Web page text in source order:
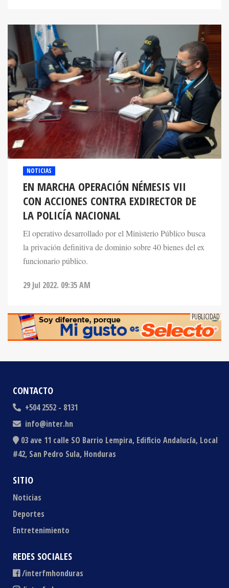
NOTICIAS
EN MARCHA OPERACIÓN NÉMESIS VII
CON ACCIONES CONTRA EXDIRECTOR DE
LA POLICÍA NACIONAL
El operativo desarrollado por el Ministerio Público busca
la privación definitiva de dominio sobre 40 bienes del ex
funcionario público.
CONTACTO
+504 2552 - 8131
info@inter.hn
03 ave 11 calle SO Barrio Lempira, Edificio Andalucía, Local
#42, San Pedro Sula, Honduras
SITIO
Noticias
Deportes
Entretenimiento
REDES SOCIALES
/interfmhonduras